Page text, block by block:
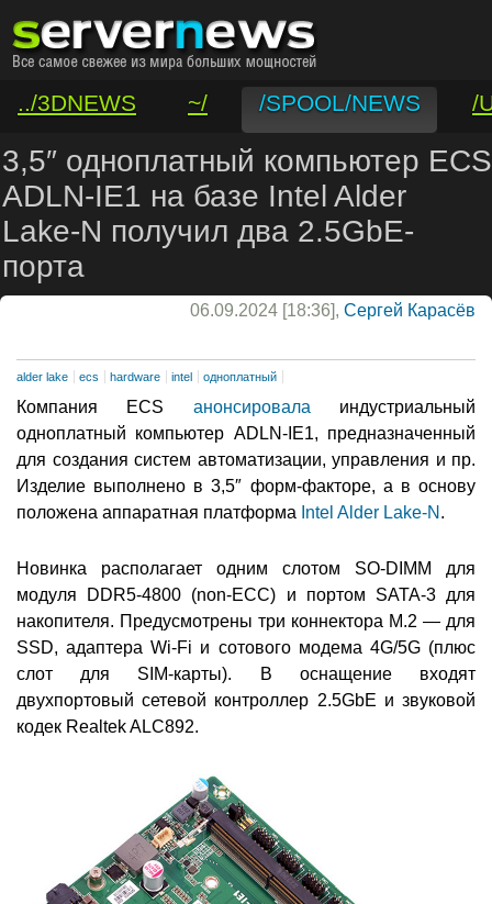
../3DNEWS ~/ /SPOOL/NEWS
/
/VAR/CONTACT
3,5″ одноплатный компьютер ECS
ADLN-IE1 на базе Intel Alder
Lake-N получил два 2.5GbE-
порта
06.09.2024 [18:36], Сергей Карасёв
alder lake ecs hardware intel одноплатный
Компания ECS анонсировала индустриальный
одноплатный компьютер ADLN-IE1, предназначенный
для создания систем автоматизации, управления и пр.
Изделие выполнено в 3,5″ форм-факторе, а в основу
положена аппаратная платформа Intel Alder Lake-N .
Новинка располагает одним слотом SO-DIMM для
модуля DDR5-4800 (non-ECC) и портом SATA-3 для
накопителя. Предусмотрены три коннектора M.2 — для
SSD, адаптера Wi-Fi и сотового модема 4G/5G (плюс
слот для SIM-карты). В оснащение входят
двухпортовый сетевой контроллер 2.5GbE и звуковой
кодек Realtek ALC892.